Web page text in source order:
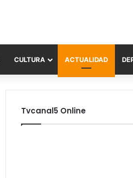
CULTURA ACTUALIDAD
Tvcanal5 Online